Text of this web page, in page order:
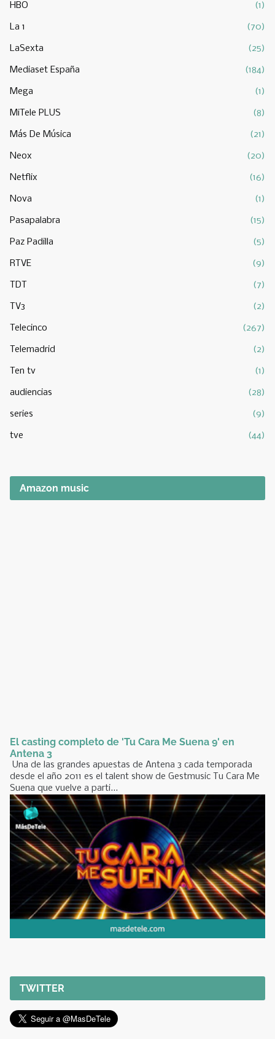
HBO (1)
La 1 (70)
LaSexta (25)
Mediaset España (184)
Mega (1)
MiTele PLUS (8)
Más De Música (21)
Neox (20)
Netflix (16)
Nova (1)
Pasapalabra (15)
Paz Padilla (5)
RTVE (9)
TDT (7)
TV3 (2)
Telecinco (267)
Telemadrid (2)
Ten tv (1)
audiencias (28)
series (9)
tve (44)
Amazon music
El casting completo de 'Tu Cara Me Suena 9' en
Antena 3
Una de las grandes apuestas de Antena 3 cada temporada
desde el año 2011 es el talent show de Gestmusic Tu Cara Me
Suena que vuelve a parti...
TWITTER